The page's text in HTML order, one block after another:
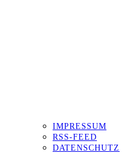
IMPRESSUM
RSS-FEED
DATENSCHUTZ